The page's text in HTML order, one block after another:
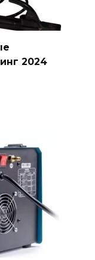
2024